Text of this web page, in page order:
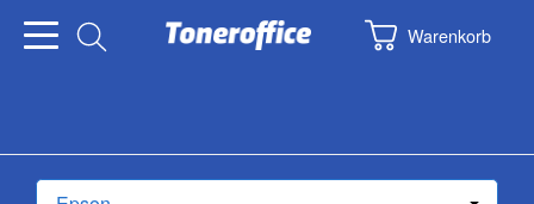
Warenkorb